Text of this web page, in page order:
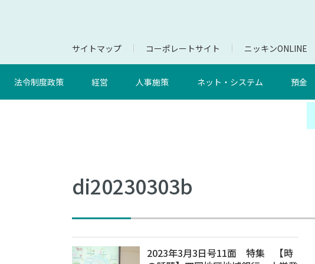
サイトマップ コーポレートサイト ニッキンONLINE
法令制度政策 経営 人事施策 ネット・システム 預金
di20230303b
2023年3月3日号11面 特集 【時